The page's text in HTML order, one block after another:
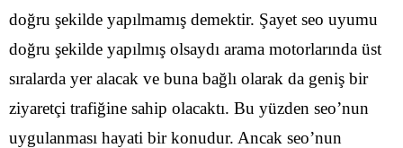
doğru şekilde yapılmamış demektir. Şayet seo uyumu
doğru şekilde yapılmış olsaydı arama motorlarında üst
sıralarda yer alacak ve buna bağlı olarak da geniş bir
ziyaretçi trafiğine sahip olacaktı. Bu yüzden seo’nun
uygulanması hayati bir konudur. Ancak seo’nun